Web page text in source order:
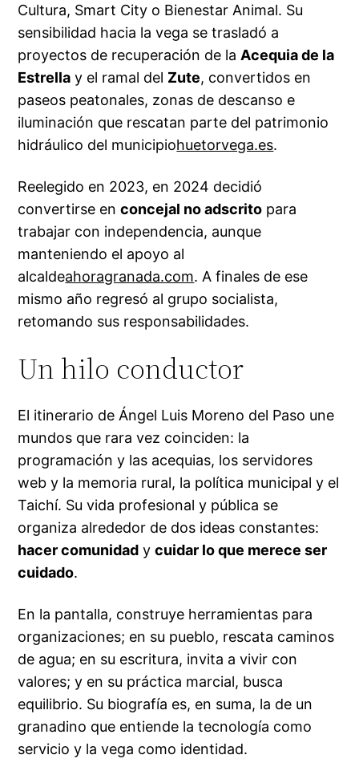
Cultura, Smart City o Bienestar Animal. Su
sensibilidad hacia la vega se trasladó a
proyectos de recuperación de la Acequia de la
Estrella y el ramal del Zute, convertidos en
paseos peatonales, zonas de descanso e
iluminación que rescatan parte del patrimonio
hidráulico del municipiohuetorvega.es.
Reelegido en 2023, en 2024 decidió
convertirse enconcejal no adscrito para
trabajar con independencia, aunque
manteniendo el apoyo al
alcaldeahoragranada.com. A finales de ese
mismo año regresó al grupo socialista,
retomando sus responsabilidades.
Un hilo conductor
El itinerario de Ángel Luis Moreno del Paso une
mundos que rara vez coinciden: la
programación y las acequias, los servidores
web y la memoria rural, la política municipal y el
Taichí. Su vida profesional y pública se
organiza alrededor de dos ideas constantes:
hacer comunidad ycuidar lo que merece ser
cuidado.
En la pantalla, construye herramientas para
organizaciones; en su pueblo, rescata caminos
de agua; en su escritura, invita a vivir con
valores; y en su práctica marcial, busca
equilibrio. Su biografía es, en suma, la de un
granadino que entiende la tecnología como
servicio y la vega como identidad.